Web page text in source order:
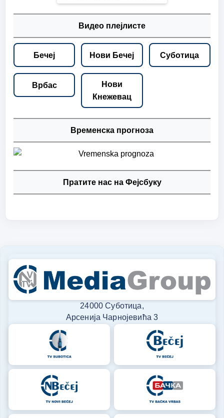
Видео плејлисте
Бечеј Нови Бечеј Суботица
Врбас
Нови
Кнежевац
Временска прогноза
Пратите нас на Фејсбуку
24000 Суботица,
Арсенија Чарнојевића 3